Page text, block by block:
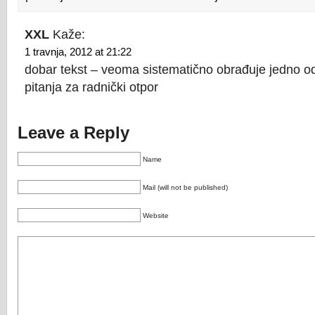
XXL Kaže:
1 travnja, 2012 at 21:22
dobar tekst – veoma sistematično obrađuje jedno
pitanja za radnički otpor
Leave a Reply
Name
Mail (will not be published)
Website